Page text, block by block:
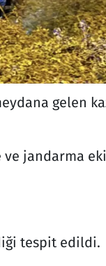
gelen
ve jandarma
tespit edildi.